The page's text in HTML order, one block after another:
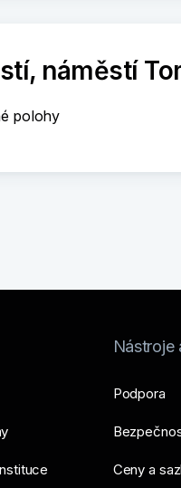
náměstí
polohy
Nástroje
Podpora
Ceny a